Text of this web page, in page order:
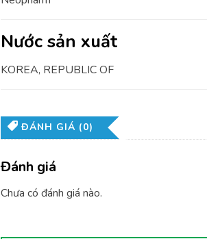
Nước sản xuất
KOREA, REPUBLIC OF
ĐÁNH GIÁ (0)
Đánh giá
Chưa có đánh giá nào.